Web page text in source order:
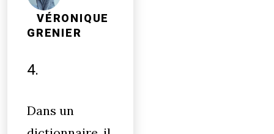
VÉRONIQUE
GRENIER
4.
Dans un